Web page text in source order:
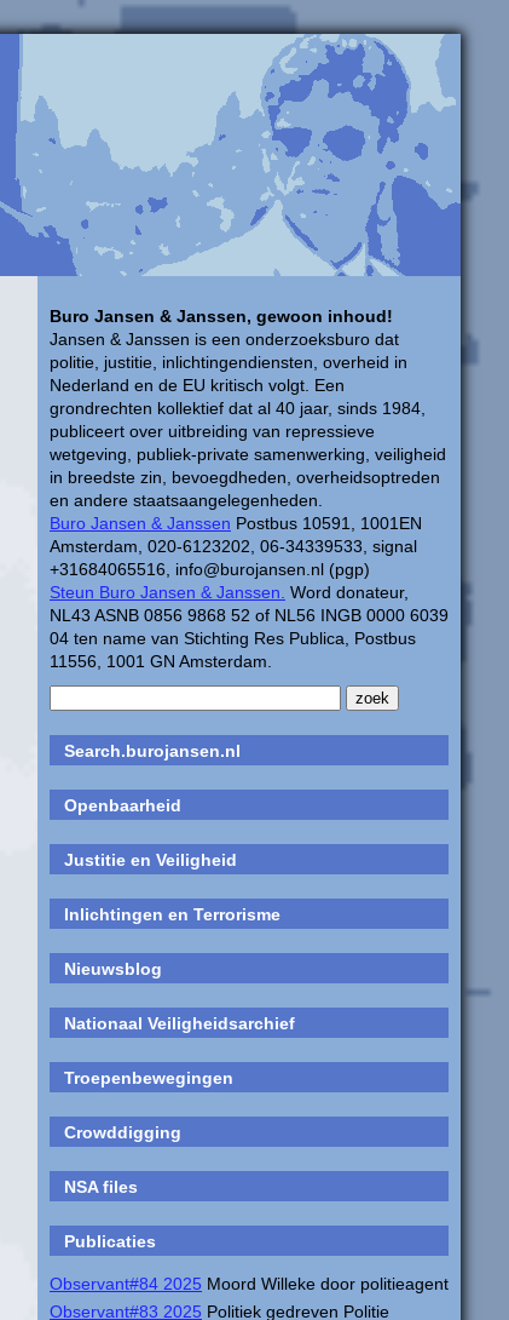
Buro Jansen & Janssen, gewoon inhoud!
Jansen & Janssen is een onderzoeksburo dat
politie, justitie, inlichtingendiensten, overheid in
Nederland en de EU kritisch volgt. Een
grondrechten kollektief dat al 40 jaar, sinds 1984,
publiceert over uitbreiding van repressieve
wetgeving, publiek-private samenwerking, veiligheid
in breedste zin, bevoegdheden, overheidsoptreden
en andere staatsaangelegenheden.
Buro Jansen & Janssen Postbus 10591, 1001EN
Amsterdam, 020-6123202, 06-34339533, signal
+31684065516, info@burojansen.nl (pgp)
Steun Buro Jansen & Janssen. Word donateur,
NL43 ASNB 0856 9868 52 of NL56 INGB 0000 6039
04 ten name van Stichting Res Publica, Postbus
11556, 1001 GN Amsterdam.
Search.burojansen.nl
Openbaarheid
Justitie en Veiligheid
Inlichtingen en Terrorisme
Nieuwsblog
Nationaal Veiligheidsarchief
Troepenbewegingen
Crowddigging
NSA files
Publicaties
Observant#84 2025 Moord Willeke door politieagent
Observant#83 2025 Politiek gedreven Politie